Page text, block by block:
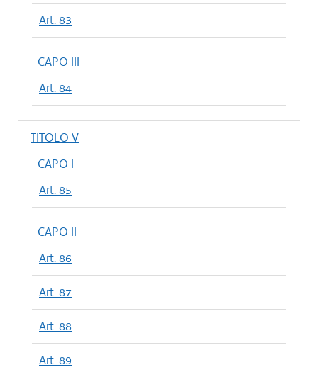
Art. 83
CAPO III
Art. 84
TITOLO V
CAPO I
Art. 85
CAPO II
Art. 86
Art. 87
Art. 88
Art. 89